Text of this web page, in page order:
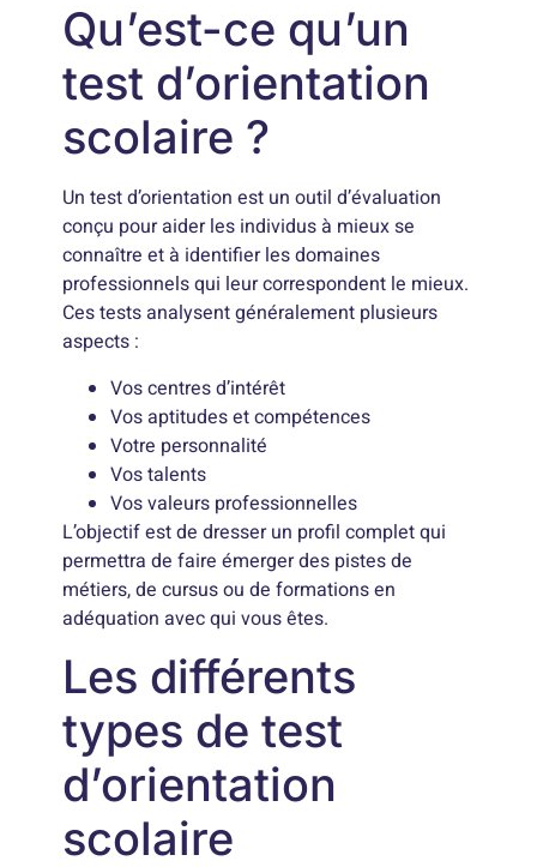
Qu’est-ce qu’un
test d’orientation
scolaire ?
Un test d’orientation est un outil d’évaluation
conçu pour aider les individus à mieux se
connaître et à identifier les domaines
professionnels qui leur correspondent le mieux.
Ces tests analysent généralement plusieurs
aspects :
Vos centres d’intérêt
Vos aptitudes et compétences
Votre personnalité
Vos talents
Vos valeurs professionnelles
L’objectif est de dresser un profil complet qui
permettra de faire émerger des pistes de
métiers, de cursus ou de formations en
adéquation avec qui vous êtes.
Les différents
types de test
d’orientation
scolaire